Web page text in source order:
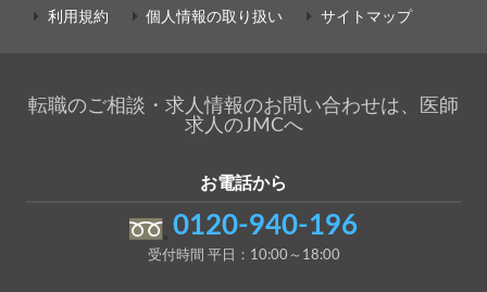
利用規約
個人情報の取り扱い サイトマップ
転職のご相談・求人情報のお問い合わせは、医師
求人のJMCへ
お電話から
0120-940-196
受付時間 平日：10:00～18:00